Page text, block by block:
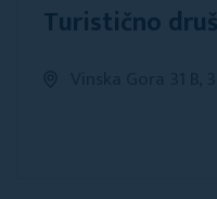
Turistično